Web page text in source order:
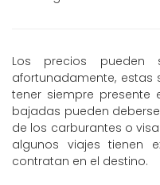
Los precios pueden
afortunadamente,
tener siempre
bajadas pueden
de los carburantes o
algunos viajes tienen
contratan en el destino.